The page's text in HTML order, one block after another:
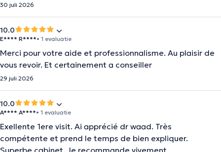
30 juli 2026
10.0
E**** R****• 1 evaluatie
Merci pour votre aide et professionnalisme. Au plaisir de
vous revoir. Et certainement a conseiller
29 juli 2026
10.0
A**** A****• 1 evaluatie
Exellente 1ere visit. Ai apprécié dr waad. Très
compétente et prend le temps de bien expliquer.
Superbe cabinet. Je recommande vivement.